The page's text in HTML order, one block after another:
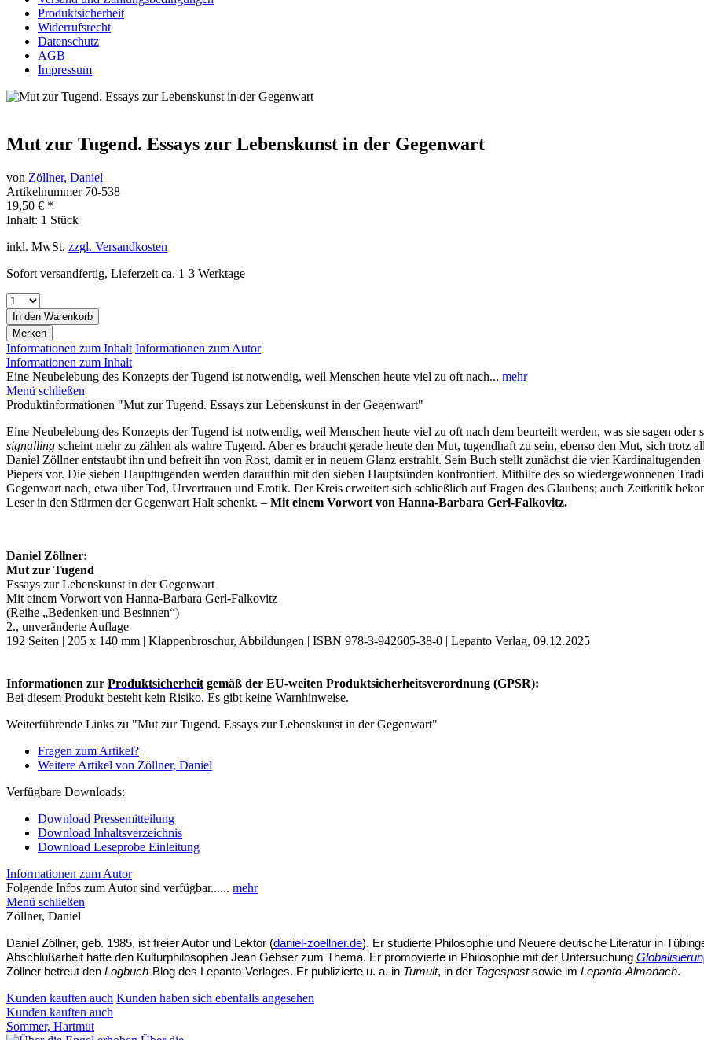
Produktsicherheit
Widerrufsrecht
Datenschutz
AGB
Impressum
Mut zur Tugend. Essays zur Lebenskunst in der Gegenwart
von Zöllner, Daniel
Artikelnummer 70-538
19,50 € *
Inhalt: 1 Stück
inkl. MwSt. zzgl. Versandkosten
Sofort versandfertig, Lieferzeit ca. 1-3 Werktage
In den Warenkorb
Merken
Informationen zum Inhalt Informationen zum Autor
Informationen zum Inhalt
Eine Neubelebung des Konzepts der Tugend ist notwendig, weil Menschen heute viel zu oft nach... mehr
Menü schließen
Produktinformationen "Mut zur Tugend. Essays zur Lebenskunst in der Gegenwart"
Eine Neubelebung des Konzepts der Tugend ist notwendig, weil Menschen heute viel zu oft nach dem beurteilt werden, was sie sagen oder
signalling scheint mehr zu zählen als wahre Tugend. Aber es braucht gerade heute den Mut, tugendhaft zu sein, ebenso den Mut, sich trotz
Daniel Zöllner entstaubt ihn und befreit ihn von Rost, damit er in neuem Glanz erstrahlt. Sein Buch stellt zunächst die vier
Piepers vor. Die sieben Haupttugenden werden daraufhin mit den sieben Hauptsünden konfrontiert. Mithilfe des so wiedergewonnenen
Gegenwart nach, etwa über Tod, Urvertrauen und Erotik. Der Kreis erweitert sich schließlich auf Fragen des Glaubens; auch Zeitkritik
Leser in den Stürmen der Gegenwart Halt schenkt. – Mit einem Vorwort von Hanna-Barbara Gerl-Falkovitz.
Daniel Zöllner:
Mut zur Tugend
Essays zur Lebenskunst in der Gegenwart
Mit einem Vorwort von Hanna-Barbara Gerl-Falkovitz
(Reihe „Bedenken und Besinnen“)
2., unveränderte Auflage
192 Seiten | 205 x 140 mm | Klappenbroschur, Abbildungen | ISBN 978-3-942605-38-0 | Lepanto Verlag, 09.12.2025
Informationen zur Produktsicherheit gemäß der EU-weiten Produktsicherheitsverordnung (GPSR):
Bei diesem Produkt besteht kein Risiko. Es gibt keine Warnhinweise.
Weiterführende Links zu "Mut zur Tugend. Essays zur Lebenskunst in der Gegenwart"
Fragen zum Artikel?
Weitere Artikel von Zöllner, Daniel
Verfügbare Downloads:
Download Pressemitteilung
Download Inhaltsverzeichnis
Download Leseprobe Einleitung
Informationen zum Autor
Folgende Infos zum Autor sind verfügbar...... mehr
Menü schließen
Zöllner, Daniel
Daniel Zöllner, geb. 1985, ist freier Autor und Lektor (daniel-zoellner.de). Er studierte Philosophie und Neuere deutsche Literatur in
Abschlußarbeit hatte den Kulturphilosophen Jean Gebser zum Thema. Er promovierte in Philosophie mit der Untersuchung
Zöllner betreut den Logbuch-Blog des Lepanto-Verlages. Er publizierte u. a. in Tumult, in der Tagespostsowie im Lepanto-Almanach.
Kunden kauften auch Kunden haben sich ebenfalls angesehen
Kunden kauften auch
Sommer, Hartmut